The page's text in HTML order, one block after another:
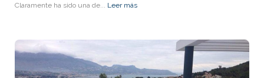
Claramente ha sido una de... Leer más